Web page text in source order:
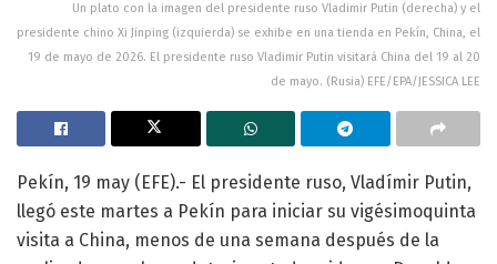
Un plato con la imagen del presidente ruso Vladimir Putin (derecha) y el
presidente chino Xi Jinping (izquierda) se exhibe en una tienda en Pekín, China, el
19 de mayo de 2026. El presidente ruso Vladimir Putin visitará China del 19 al 20
de mayo. (Rusia) EFE/EPA/JESSICA LEE
Pekín, 19 may (EFE).- El presidente ruso, Vladímir Putin,
llegó este martes a Pekín para iniciar su vigésimoquinta
visita a China, menos de una semana después de la